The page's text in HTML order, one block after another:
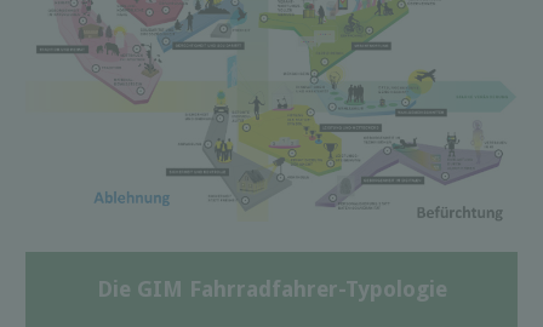
Die GIM Fahrradfahrer-Typologie